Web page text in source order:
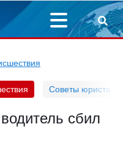
Советы юриста
сбил